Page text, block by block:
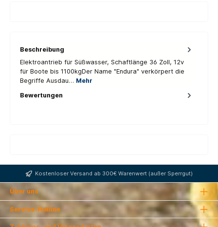
Beschreibung
Elektroantrieb für Süßwasser, Schaftlänge 36 Zoll, 12v
für Boote bis 1100kgDer Name "Endura" verkörpert die
Begriffe Ausdau… Mehr
Bewertungen
Kostenloser Versand ab 300€ Warenwert (außer Sperrgut)
Über uns
Service-Hotline